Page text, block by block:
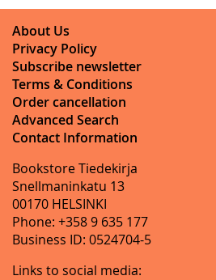
About Us
Privacy Policy
Subscribe newsletter
Terms & Conditions
Order cancellation
Advanced Search
Contact Information
Bookstore Tiedekirja
Snellmaninkatu 13
00170 HELSINKI
Phone: +358 9 635 177
Business ID: 0524704-5
Links to social media: